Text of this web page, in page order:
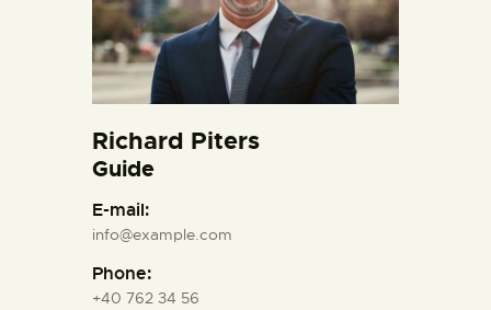
Richard Piters
Guide
E-mail:
info@example.com
Phone:
+40 762 34 56